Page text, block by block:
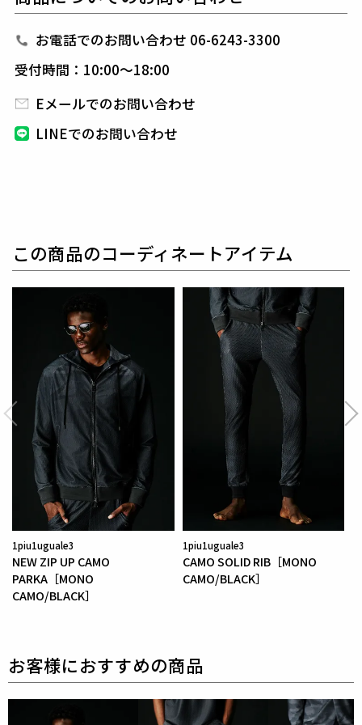
トーンの立体迷彩をまとったハイエンドモデル。
特殊昇華転写で裁断パーツごとに柄を配置し、
ーを表現。
テクニカルメッシュ特有の清涼感とモードな深みが共
無駄を排したナローシルエットと、
と力強いキックバックをもたらし、 都会的な佇まいに
スポーツの機能性と、モードの陰影・ドレスの品格を
都市とアクティブを横断する、モノトーン・グラデー
ションカモの決定版として提案する。
素材
TECHNICAL MESH
表地 : 82% ポリウレタン18%
リブ : ポリエステル100%
お電話でのお問い合わせ 06-6243-3300
受付時間：10:00～18:00
Eメールでのお問い合わせ
LINEでのお問い合わせ
この商品のコーディネートアイテム
1piu1uguale3
NEW ZIP UP CAMO
PARKA［MONO
CAMO/BLACK］
1piu1uguale3
CAMO SOLID RIB［MONO
CAMO/BLACK］